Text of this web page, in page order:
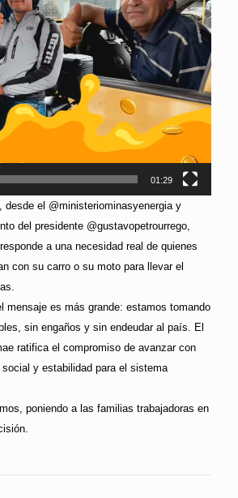
01:29
desde el @ministeriominasyenergia y
del presidente @gustavopetrourrego,
a una necesidad real de quienes
con su carro o su moto para llevar el
mensaje es más grande: estamos tomando
sin engaños y sin endeudar al país. El
ratifica el compromiso de avanzar con
y estabilidad para el sistema
poniendo a las familias trabajadoras en